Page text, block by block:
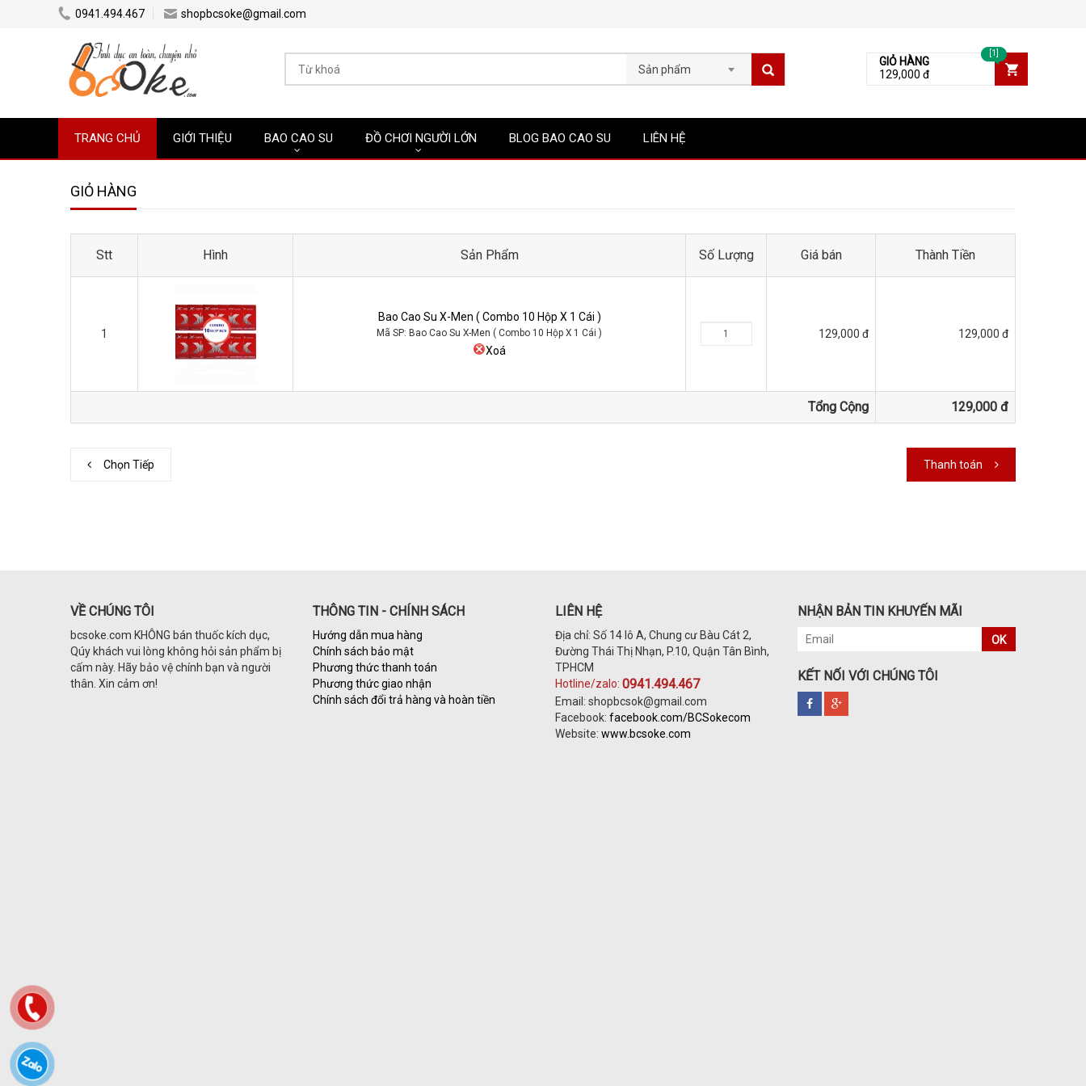
0941.494.467 shopbcsoke@gmail.com
Sản phẩm
GIỎ HÀNG
129,000 đ
[1]
TRANG CHỦ GIỚI THIỆU BAO CAO SU ĐỒ CHƠI NGƯỜI LỚN BLOG BAO CAO SU LIÊN HỆ
GIỎ HÀNG
Stt Hình Sản Phẩm Số Lượng Giá bán Thành Tiền
1
Bao Cao Su X-Men ( Combo 10 Hộp X 1 Cái )
Mã SP: Bao Cao Su X-Men ( Combo 10 Hộp X 1 Cái )
Xoá
129,000 đ 129,000 đ
Tổng Cộng 129,000 đ
Chọn Tiếp Thanh toán
VỀ CHÚNG TÔI
bcsoke.com KHÔNG bán thuốc kích dục,
Qúy khách vui lòng không hỏi sản phẩm bị
cấm này. Hãy bảo vệ chính bạn và người
thân. Xin cảm ơn!
THÔNG TIN - CHÍNH SÁCH
Hướng dẫn mua hàng
Chính sách bảo mật
Phương thức thanh toán
Phương thức giao nhận
Chính sách đổi trả hàng và hoàn tiền
LIÊN HỆ
Địa chỉ: Số 14 lô A, Chung cư Bàu Cát 2,
Đường Thái Thị Nhạn, P.10, Quận Tân Bình,
TPHCM
Hotline/zalo: 0941.494.467
Email: shopbcsok@gmail.com
Facebook: facebook.com/BCSokecom
Website: www.bcsoke.com
NHẬN BẢN TIN KHUYẾN MÃI
OK
KẾT NỐI VỚI CHÚNG TÔI